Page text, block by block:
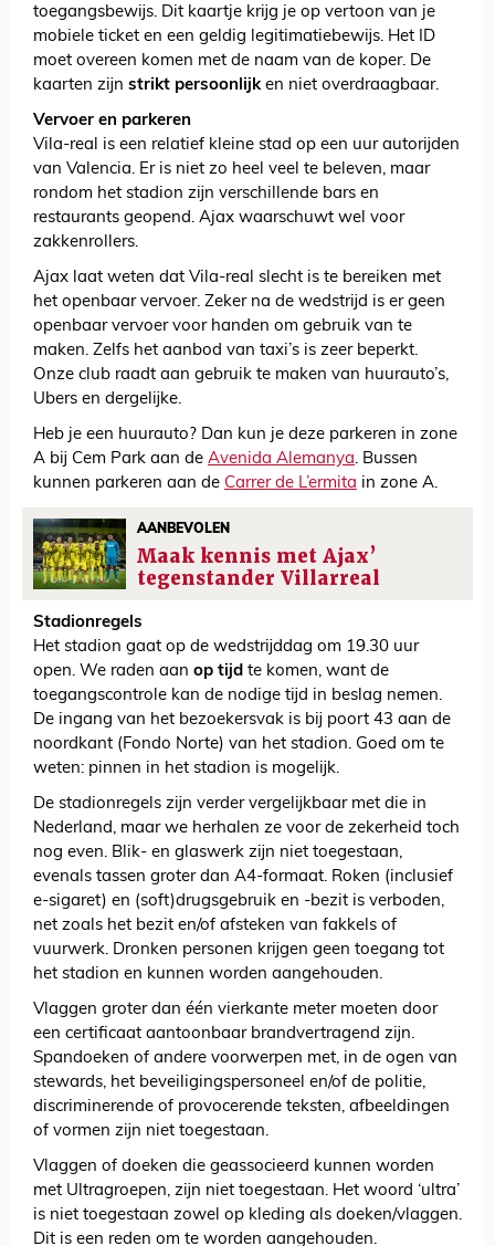
toegangsbewijs. Dit kaartje krijg je op vertoon van je
mobiele ticket en een geldig legitimatiebewijs. Het ID
moet overeen komen met de naam van de koper. De
kaarten zijn strikt persoonlijken niet overdraagbaar.
Vervoer en parkeren
Vila-real is een relatief kleine stad op een uur autorijden
van Valencia. Er is niet zo heel veel te beleven, maar
rondom het stadion zijn verschillende bars en
restaurants geopend. Ajax waarschuwt wel voor
zakkenrollers.
Ajax laat weten dat Vila-real slecht is te bereiken met
het openbaar vervoer. Zeker na de wedstrijd is er geen
openbaar vervoer voor handen om gebruik van te
maken. Zelfs het aanbod van taxi’s is zeer beperkt.
Onze club raadt aan gebruik te maken van huurauto’s,
Ubers en dergelijke.
Heb je een huurauto? Dan kun je deze parkeren in zone
A bij Cem Park aan de Avenida Alemanya. Bussen
kunnen parkeren aan de Carrer de L’ermita in zone A.
AANBEVOLEN
Maak kennis met Ajax’
tegenstander Villarreal
Stadionregels
Het stadion gaat op de wedstrijddag om 19.30 uur
open. We raden aan op tijd te komen, want de
toegangscontrole kan de nodige tijd in beslag nemen.
De ingang van het bezoekersvak is bij poort 43 aan de
noordkant (Fondo Norte) van het stadion. Goed om te
weten: pinnen in het stadion is mogelijk.
De stadionregels zijn verder vergelijkbaar met die in
Nederland, maar we herhalen ze voor de zekerheid toch
nog even. Blik- en glaswerk zijn niet toegestaan,
evenals tassen groter dan A4-formaat. Roken (inclusief
e-sigaret) en (soft)drugsgebruik en -bezit is verboden,
net zoals het bezit en/of afsteken van fakkels of
vuurwerk. Dronken personen krijgen geen toegang tot
het stadion en kunnen worden aangehouden.
Vlaggen groter dan één vierkante meter moeten door
een certificaat aantoonbaar brandvertragend zijn.
Spandoeken of andere voorwerpen met, in de ogen van
stewards, het beveiligingspersoneel en/of de politie,
discriminerende of provocerende teksten, afbeeldingen
of vormen zijn niet toegestaan.
Vlaggen of doeken die geassocieerd kunnen worden
met Ultragroepen, zijn niet toegestaan. Het woord ‘ultra’
is niet toegestaan zowel op kleding als doeken/vlaggen.
Dit is een reden om te worden aangehouden.